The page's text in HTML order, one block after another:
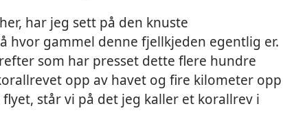
har jeg sett på den knuste
hvor gammel denne fjellkjeden egentlig er.
som har presset dette flere hundre
opp av havet og fire kilometer opp
står vi på det jeg kaller et korallrev i